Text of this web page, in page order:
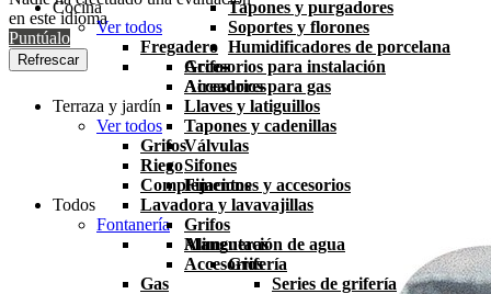
Cocina
Ver todos
Fregadero
Grifos
Aireadores
Llaves y latiguillos
Tapones y cadenillas
Válvulas
Sifones
Fijaciones y accesorios
Lavadora y lavavajillas
Grifos
Mangueras
Accesorios
Gas
Tapones y purgadores
Soportes y florones
Humidificadores de porcelana
Accesorios para instalación
Accesorios para gas
Terraza y jardín
Ver todos
Grifos
Riego
Complementos
Todos
Fontanería
Alimentación de agua
Grifería
Series de grifería
en este idioma
Puntúalo